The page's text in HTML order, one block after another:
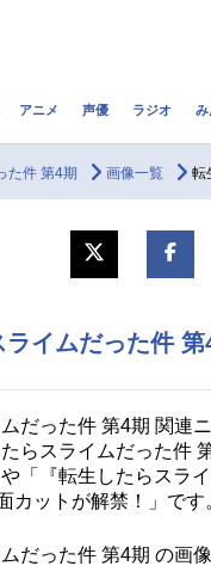
音楽
メ記事一覧
記事一覧
アニメ 声優 ラジオ み
た件 第4期 画像一覧 転
イムだった件
だった件 第4期 関連
らスライムだった件
「『転生したらスラ
カットが解禁！」です
だった件 第4期 の画